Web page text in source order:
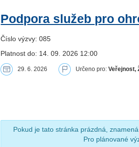
Podpora služeb pro
Číslo výzvy: 085
Platnost do: 14. 09. 2026 12:00
29. 6. 2026 Určeno pro:Veřejnost,
Pokud je tato stránka prázdná,
Pro plánované